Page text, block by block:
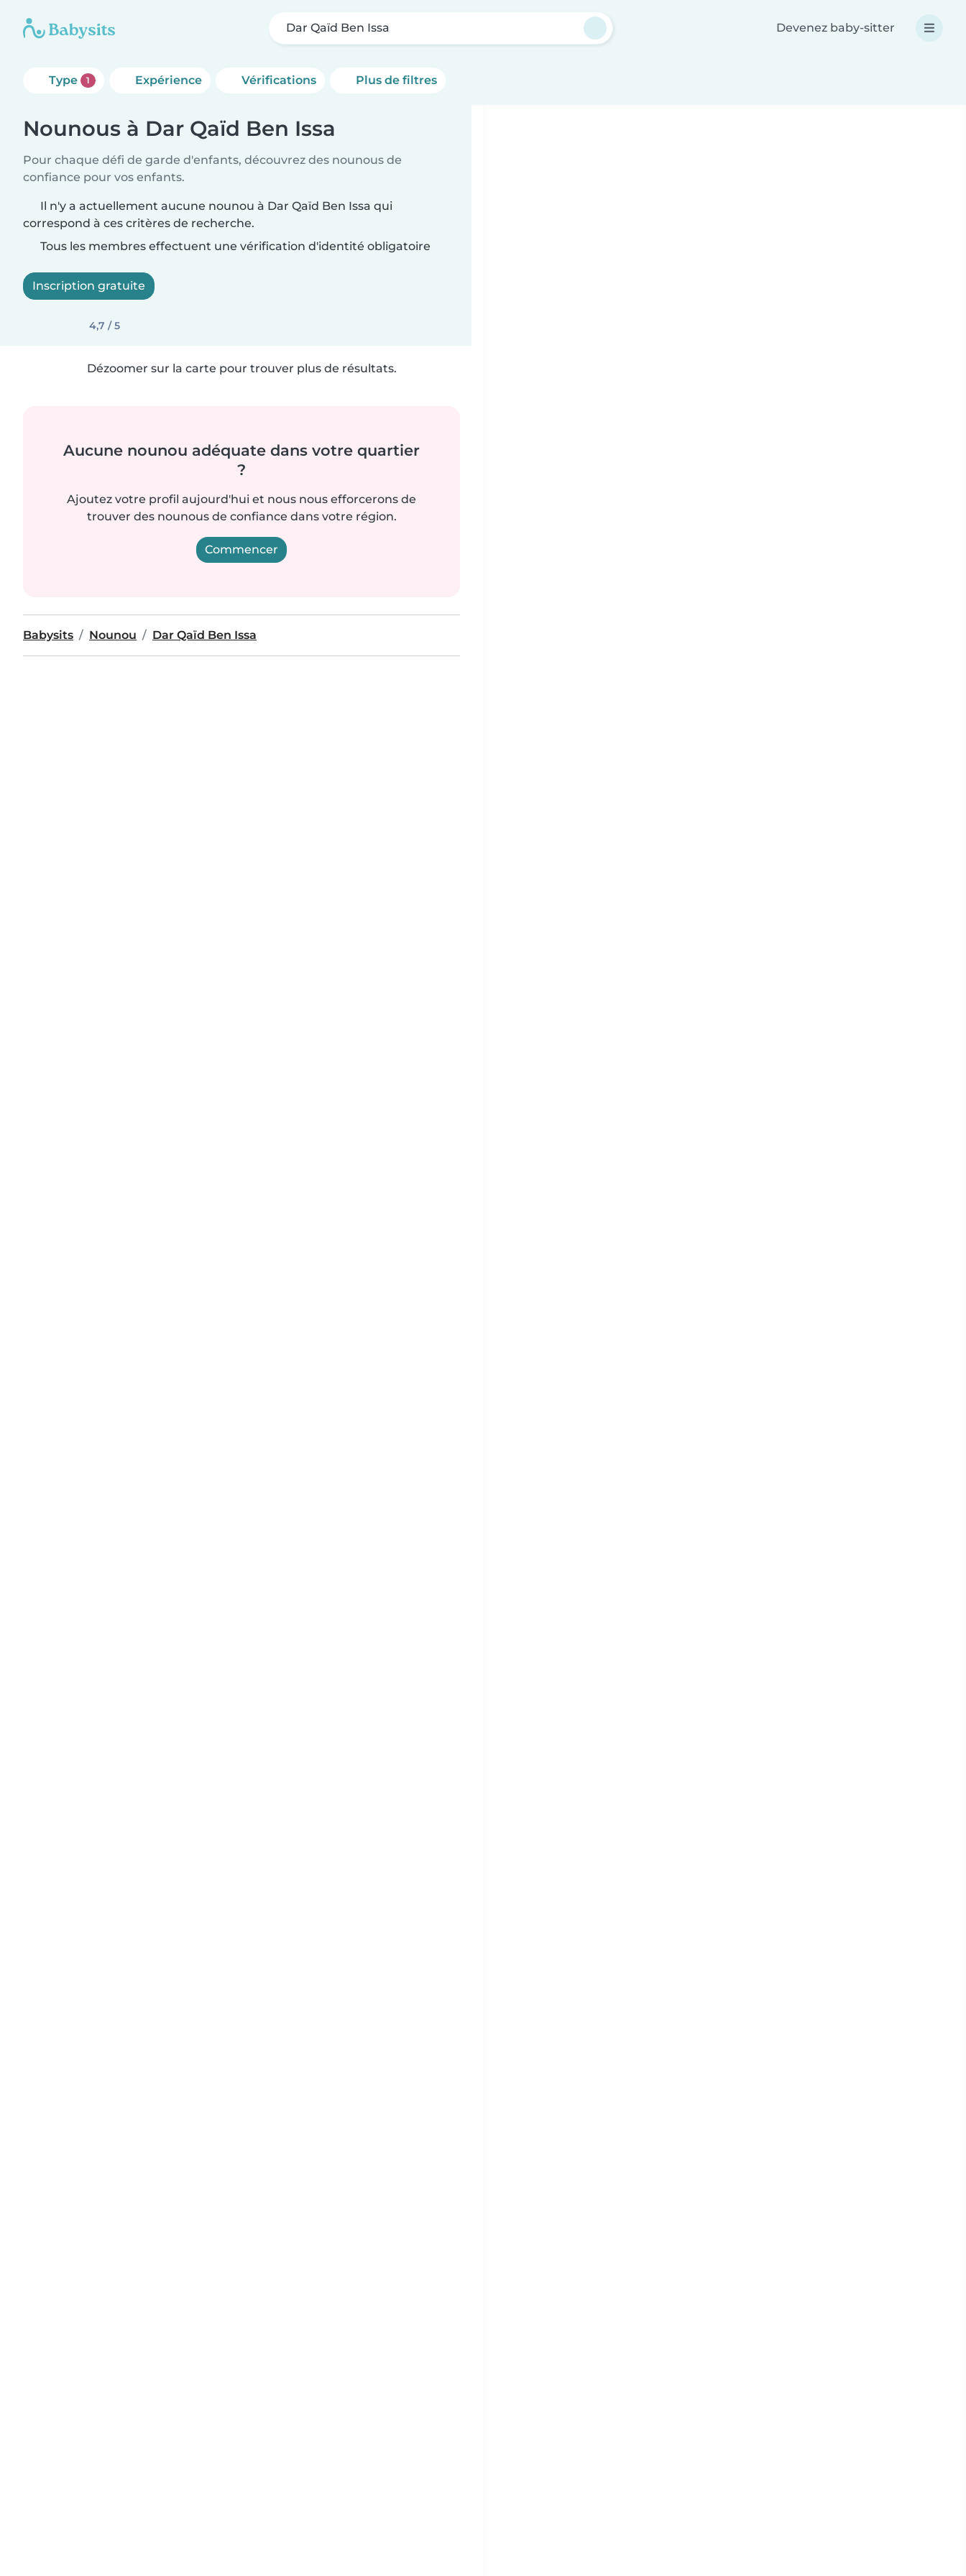
Dar Qaïd Ben Issa Devenez baby-sitter
Type 1 Expérience Vérifications Plus de filtres
Nounous à Dar Qaïd Ben Issa
Pour chaque défi de garde d'enfants, découvrez des nounous de
confiance pour vos enfants.
Il n'y a actuellement aucune nounou à Dar Qaïd Ben Issa qui
correspond à ces critères de recherche.
Tous les membres effectuent une vérification d'identité obligatoire
Inscription gratuite
4,7 / 5
Dézoomer sur la carte pour trouver plus de résultats.
Aucune nounou adéquate dans votre quartier
?
Ajoutez votre profil aujourd'hui et nous nous efforcerons de
trouver des nounous de confiance dans votre région.
Commencer
Babysits Nounou Dar Qaïd Ben Issa